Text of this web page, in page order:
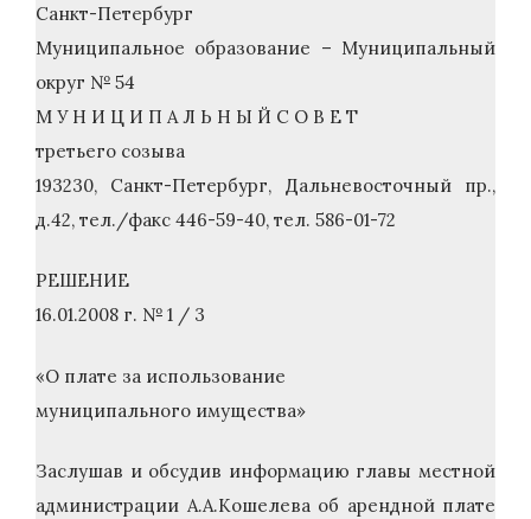
Санкт-Петербург
Муниципальное образование – Муниципальный
округ № 54
М У Н И Ц И П А Л Ь Н Ы Й С О В Е Т
третьего созыва
193230, Санкт-Петербург, Дальневосточный пр.,
д.42, тел./факс 446-59-40, тел. 586-01-72
РЕШЕНИЕ
16.01.2008 г. № 1 / 3
«О плате за использование
муниципального имущества»
Заслушав и обсудив информацию главы местной
администрации А.А.Кошелева об арендной плате